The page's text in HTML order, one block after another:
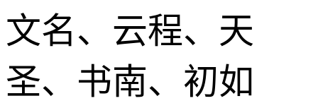
文名、云程、天
圣、书南、初如